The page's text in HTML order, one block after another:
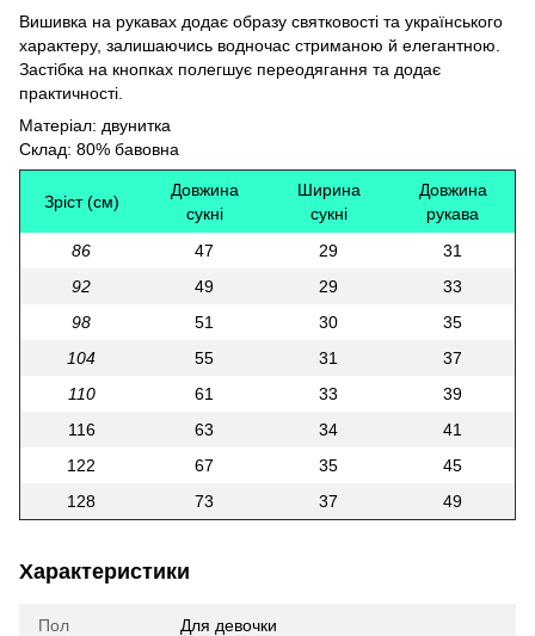
Вишивка на рукавах додає образу святковості та українського
характеру, залишаючись водночас стриманою й елегантною.
Застібка на кнопках полегшує переодягання та додає
практичності.
Матеріал: двунитка
Склад: 80% бавовна
Зріст (см)
Довжина
сукні
Ширина
сукні
Довжина
рукава
86
47 29
31
92
49 29
33
98
51 30
35
104
55 31
37
110
61 33
39
116
63 34
41
122
67 35
45
128
73 37 49
Характеристики
Пол Для девочки